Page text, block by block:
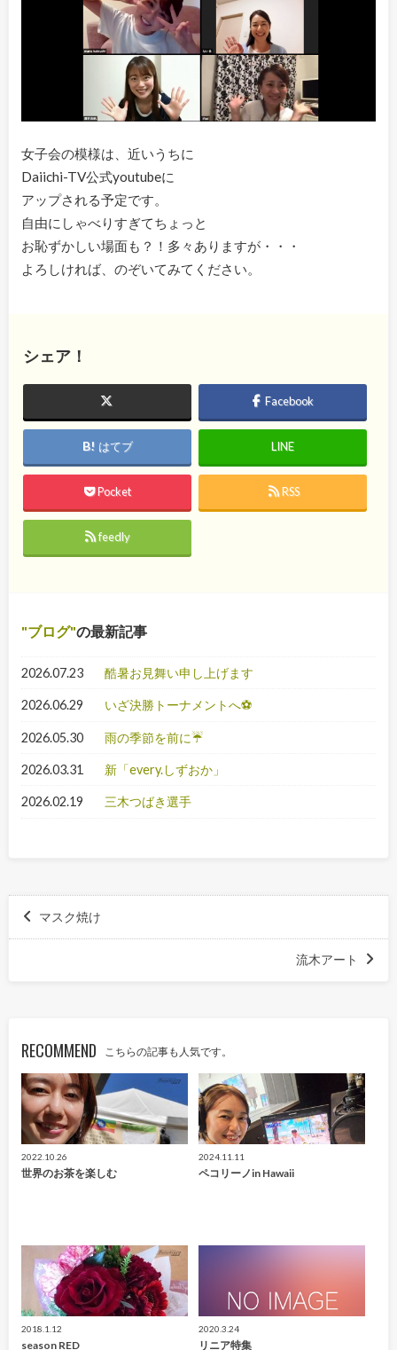
女子会の模様は、近いうちに
Daiichi-TV公式youtubeに
アップされる予定です。
自由にしゃべりすぎてちょっと
お恥ずかしい場面も？！多々ありますが・・・
よろしければ、のぞいてみてください。
シェア！
Facebook
はてブ LINE
Pocket RSS
feedly
ブログ の最新記事
2026.07.23 酷暑お見舞い申し上げます
2026.06.29 いざ決勝トーナメントへ⚽
2026.05.30 雨の季節を前に☔
2026.03.31 新「every.しずおか」
2026.02.19 三木つばき選手
マスク焼け
流木アート
RECOMMEND こちらの記事も人気です。
2022.10.26
世界のお茶を楽しむ
2024.11.11
ペコリーノin Hawaii
2018.1.12
season RED
2020.3.24
リニア特集